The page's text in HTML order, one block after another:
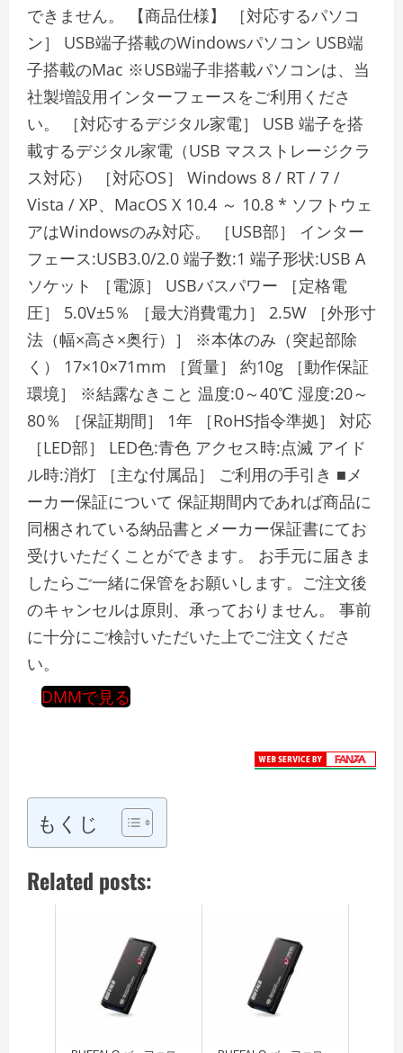
できません。 【商品仕様】 ［対応するパソコ
ン］ USB端子搭載のWindowsパソコン USB端
子搭載のMac ※USB端子非搭載パソコンは、当
社製増設用インターフェースをご利用くださ
い。 ［対応するデジタル家電］ USB 端子を搭
載するデジタル家電（USB マスストレージクラ
ス対応） ［対応OS］ Windows 8 / RT / 7 /
Vista / XP、MacOS X 10.4 ～ 10.8 * ソフトウェ
アはWindowsのみ対応。 ［USB部］ インター
フェース:USB3.0/2.0 端子数:1 端子形状:USB A
ソケット ［電源］ USBバスパワー ［定格電
圧］ 5.0V±5％ ［最大消費電力］ 2.5W ［外形寸
法（幅×高さ×奥行）］ ※本体のみ（突起部除
く） 17×10×71mm ［質量］ 約10g ［動作保証
環境］ ※結露なきこと 温度:0～40℃ 湿度:20～
80％ ［保証期間］ 1年 ［RoHS指令準拠］ 対応
［LED部］ LED色:青色 アクセス時:点滅 アイド
ル時:消灯 ［主な付属品］ ご利用の手引き ■メ
ーカー保証について 保証期間内であれば商品に
同梱されている納品書とメーカー保証書にてお
受けいただくことができます。 お手元に届きま
したらご一緒に保管をお願いします。ご注文後
のキャンセルは原則、承っておりません。 事前
に十分にご検討いただいた上でご注文くださ
い。
DMMで見る
もくじ
Related posts: